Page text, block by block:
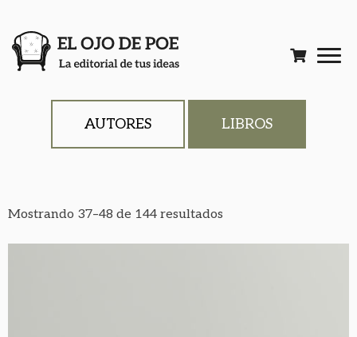
AUTORES LIBROS
Mostrando 37–48 de 144 resultados